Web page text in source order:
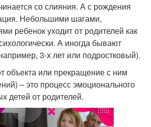
со слияния. А с рождения
Небольшими шагами,
ребенок уходит от родителей как
А иногда бывают
3-х лет или подростковый).
объекта или прекращение с ним
– это процесс эмоционального
детей от родителей.